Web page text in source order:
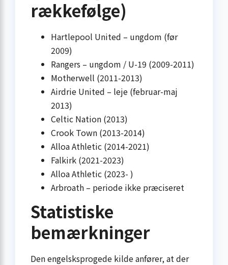
rækkefølge)
Hartlepool United – ungdom (før
2009)
Rangers – ungdom / U-19 (2009-2011)
Motherwell (2011-2013)
Airdrie United – leje (februar-maj
2013)
Celtic Nation (2013)
Crook Town (2013-2014)
Alloa Athletic (2014-2021)
Falkirk (2021-2023)
Alloa Athletic (2023- )
Arbroath – periode ikke præciseret
Statistiske
bemærkninger
Den engelsksprogede kilde anfører, at der